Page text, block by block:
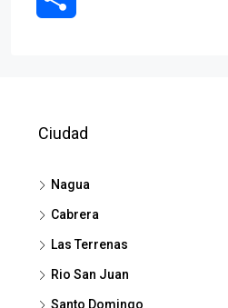
Ciudad
Nagua
Cabrera
Las Terrenas
Rio San Juan
Santo Domingo